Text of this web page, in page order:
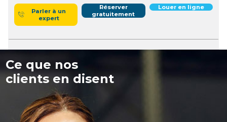
Parler à un
expert
Réserver
gratuitement
Louer en ligne
Ce que nos
clients en disent